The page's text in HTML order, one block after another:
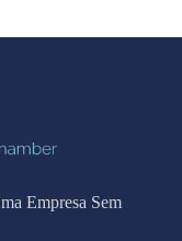
Empresa Sem